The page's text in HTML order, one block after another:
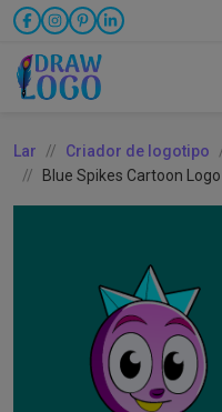
Lar Criador de logotipo
Blue Spikes Cartoon Logo